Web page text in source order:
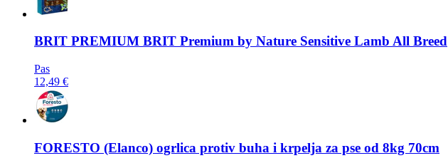
BRIT PREMIUM BRIT Premium by Nature Sensitive Lamb All Breed
Pas
12,49 €
FORESTO (Elanco) ogrlica protiv buha i krpelja za pse od 8kg 70cm